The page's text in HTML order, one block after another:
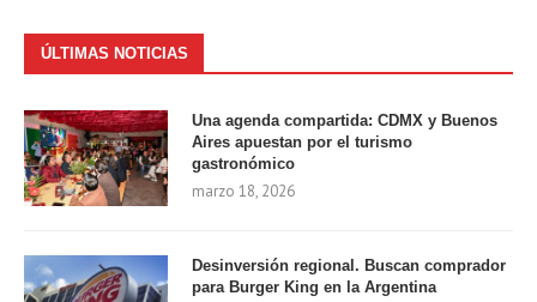
ÚLTIMAS NOTICIAS
Una agenda compartida: CDMX y Buenos
Aires apuestan por el turismo
gastronómico
marzo 18, 2026
Desinversión regional. Buscan comprador
para Burger King en la Argentina